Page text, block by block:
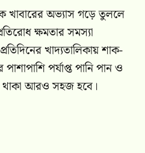
খাবারের অভ্যাস গড়ে তুললে
ক্ষমতার সমস্যা
খাদ্যতালিকায় শাক-
পর্যাপ্ত পানি পান ও
থাকা আরও সহজ হবে।